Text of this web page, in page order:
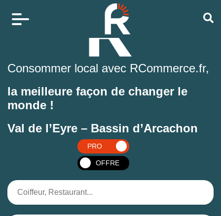
Consommer local avec RCommerce.fr,
la meilleure façon de changer le
monde !
Val de l’Eyre – Bassin d’Arcachon
PRO
OFFRE